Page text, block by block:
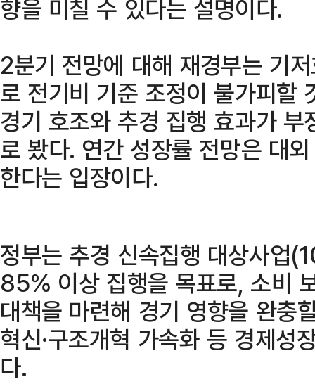
향을 미칠 수 있다는 설명이다.
2분기 전망에 대해 재경부는 기
로 전기비 기준 조정이 불가피할
경기 호조와 추경 집행 효과가
로 봤다. 연간 성장률 전망은 대
한다는 입장이다.
정부는 추경 신속집행 대상사업
85% 이상 집행을 목표로, 소비
대책을 마련해 경기 영향을 완충
혁신·구조개혁 가속화 등 경제성
다.